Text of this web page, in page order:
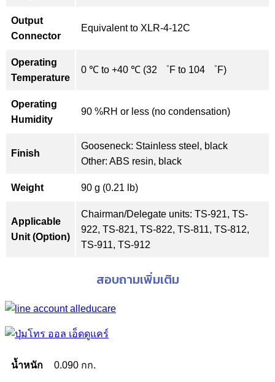
Output
Connector
Equivalent to XLR-4-12C
Operating
Temperature
0 ℃ to +40 ℃ (32 ゜F to 104 ゜F)
Operating
Humidity
90 %RH or less (no condensation)
Finish
Gooseneck: Stainless steel, black
Other: ABS resin, black
Weight 90 g (0.21 lb)
Applicable
Unit (Option)
Chairman/Delegate units: TS-921, TS-
922, TS-821, TS-822, TS-811, TS-812,
TS-911, TS-912
สอบถามเพิ่มเติม
น้ำหนัก 0.090 กก.